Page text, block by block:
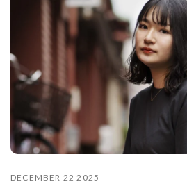
DECEMBER 22 2025